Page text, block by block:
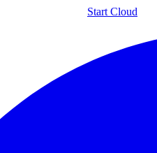
Start Cloud